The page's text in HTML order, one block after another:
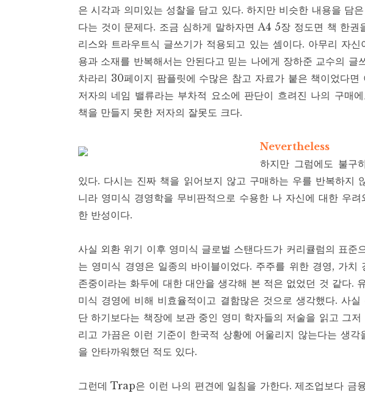
은 시각과 의미있는 성찰을 담고 있다. 하지만 비슷한 내용을 담
다는 것이 문제다. 조금 심하게 말하자면 A4 5장 정도면 책 한권
리스와 트라우트식 글쓰기가 적용되고 있는 셈이다. 아무리 자
용과 소재를 반복해서는 안된다고 믿는 나에게 장하준 교수의 글
차라리 30페이지 팜플릿에 수많은 참고 자료가 붙은 책이었다
저자의 네임 밸류라는 부차적 요소에 판단이 흐려진 나의 구매
책을 만들지 못한 저자의 잘못도 크다.
Nevertheless
하지만 그럼에도 불구
있다. 다시는 진짜 책을 읽어보지 않고 구매하는 우를 반복하지
니라 영미식 경영학을 무비판적으로 수용한 나 자신에 대한 우
한 반성이다.
사실 외환 위기 이후 영미식 글로벌 스탠다드가 커리큘럼의 표준
는 영미식 경영은 일종의 바이블이었다. 주주를 위한 경영, 가치
존중이라는 화두에 대한 대안을 생각해 본 적은 없었던 것 같다.
미식 경영에 비해 비효율적이고 결함많은 것으로 생각했다. 사
단 하기보다는 책장에 보관 중인 영미 학자들의 저술을 읽고 그
리고 가끔은 이런 기준이 한국적 상황에 어울리지 않는다는 생
을 안타까워했던 적도 있다.
그런데 Trap은 이런 나의 편견에 일침을 가한다. 제조업보다 금